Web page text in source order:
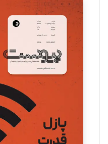
سروش کرمیان
تحریریه
مینا پاکدل
یسنا امان‌پور
تحریریه